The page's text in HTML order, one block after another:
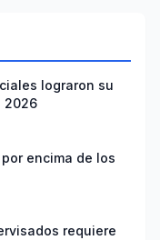
lograron su
2026
encima de los
requiere